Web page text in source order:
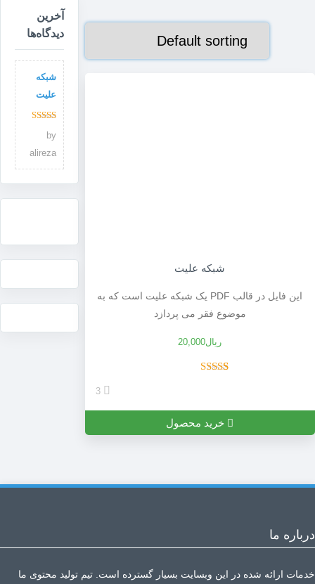
شبکه علیت
این فایل در قالب PDF یک شبکه علیت است که به
موضوع فقر می پردازد
ریال20,000
customer
rating
3
خرید محصول
آخرین
دیدگاه‌ها
شبکه
علیت
Rated
of 5
by
alireza
درباره ما
خدمات ارائه شده در این وبسایت بسیار گسترده است. تیم تولید محتوی ما